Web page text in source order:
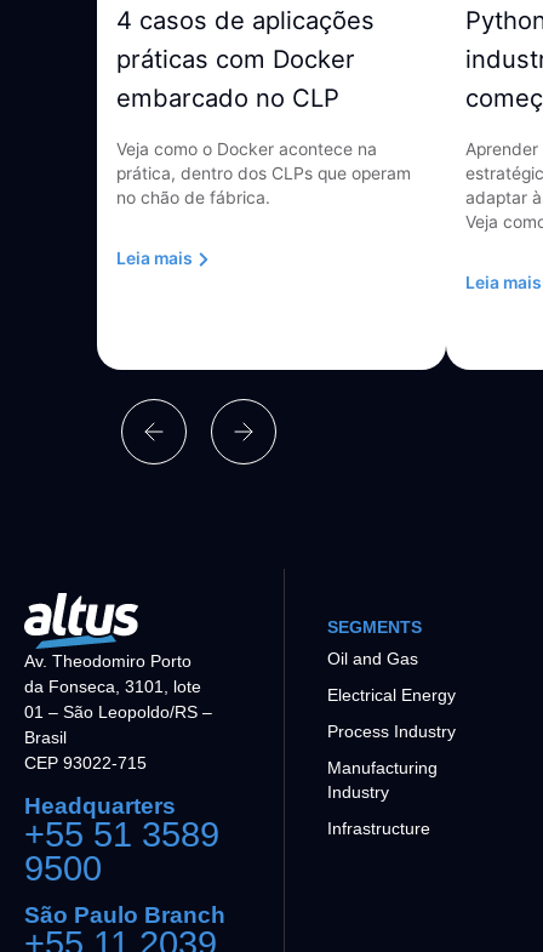
4 casos de aplicações
práticas com Docker
embarcado no CLP
Veja como o Docker acontece na
prática, dentro dos CLPs que operam
no chão de fábrica.
Leia mais
adaptar
Veja
Leia mais
Av. Theodomiro Porto
da Fonseca, 3101, lote
01 – São Leopoldo/RS –
Brasil
CEP 93022-715
Headquarters
+55 51 3589
9500
São Paulo Branch
+55 11 2039
SEGMENTS
Oil and Gas
Electrical Energy
Process Industry
Manufacturing
Industry
Infrastructure